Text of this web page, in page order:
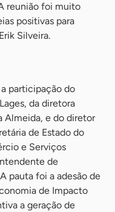
reunião foi muito
positivas para
Silveira.
participação do
da diretora
Almeida, e do diretor
de Estado do
e Serviços
de
pauta foi a adesão de
de Impacto
a geração de